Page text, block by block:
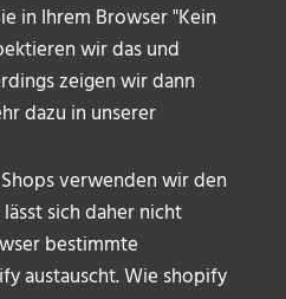
in Ihrem Browser "Kein
wir das und
zeigen wir dann
dazu in unserer
verwenden wir den
lässt sich daher nicht
bestimmte
austauscht. Wie shopify